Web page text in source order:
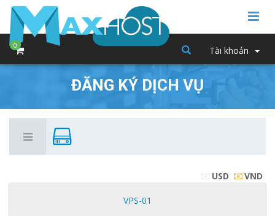
0 Tài khoản
ĐĂNG KÝ DỊCH VỤ
USD VND
VPS-01